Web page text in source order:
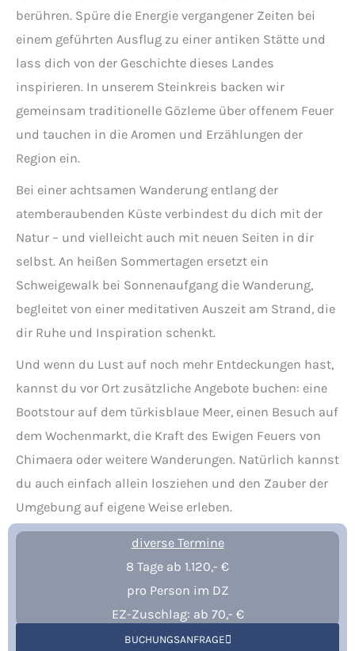
berühren. Spüre die Energie vergangener Zeiten bei
einem geführten Ausflug zu einer antiken Stätte und
lass dich von der Geschichte dieses Landes
inspirieren. In unserem Steinkreis backen wir
gemeinsam traditionelle Gözleme über offenem Feuer
und tauchen in die Aromen und Erzählungen der
Region ein.
Bei einer achtsamen Wanderung entlang der
atemberaubenden Küste verbindest du dich mit der
Natur – und vielleicht auch mit neuen Seiten in dir
selbst. An heißen Sommertagen ersetzt ein
Schweigewalk bei Sonnenaufgang die Wanderung,
begleitet von einer meditativen Auszeit am Strand, die
dir Ruhe und Inspiration schenkt.
Und wenn du Lust auf noch mehr Entdeckungen hast,
kannst du vor Ort zusätzliche Angebote buchen: eine
Bootstour auf dem türkisblaue Meer, einen Besuch auf
dem Wochenmarkt, die Kraft des Ewigen Feuers von
Chimaera oder weitere Wanderungen. Natürlich kannst
du auch einfach allein losziehen und den Zauber der
Umgebung auf eigene Weise erleben.
diverse Termine
8 Tage ab 1.120,- €
pro Person im DZ
EZ-Zuschlag: ab 70,- €
BUCHUNGSANFRAGE